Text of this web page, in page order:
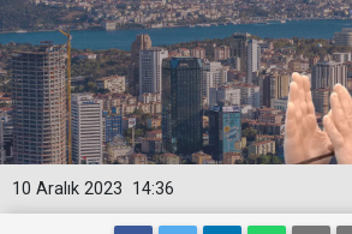
14:36
10 Aralık 2023